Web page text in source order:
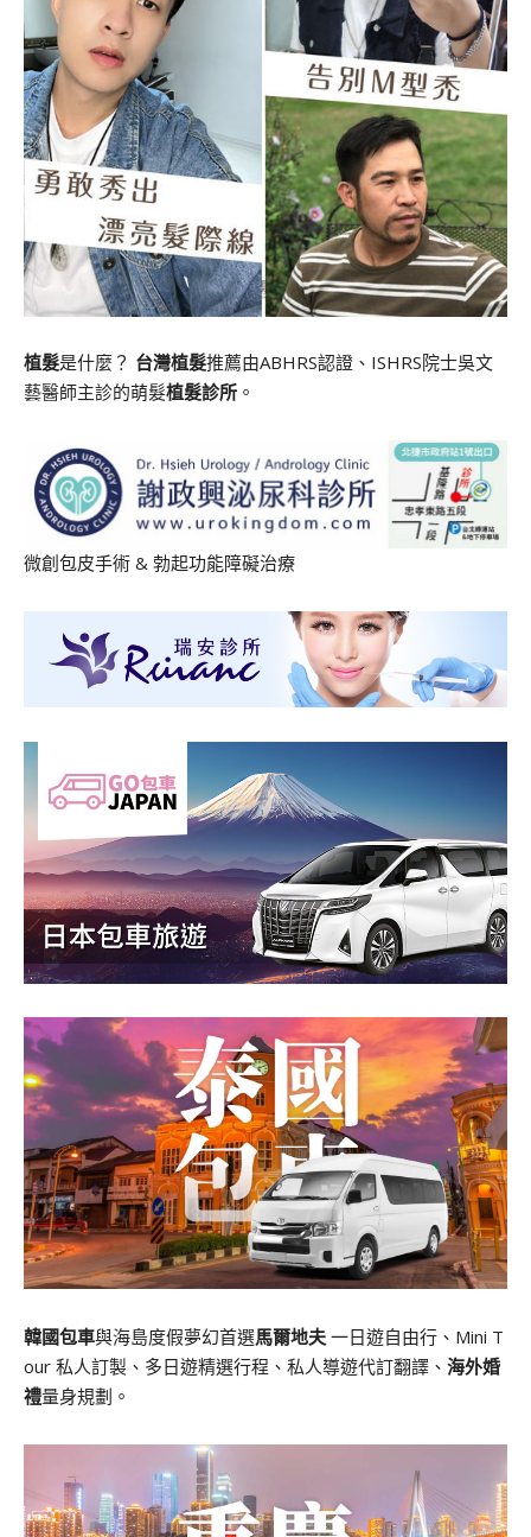
植髮是什麼？ 台灣植髮推薦由ABHRS認證、ISHRS院士吳文
藝醫師主診的萌髮植髮診所 。
微創包皮手術 & 勃起功能障礙治療
韓國包車與海島度假夢幻首選馬爾地夫 一日遊自由行、Mini T
our 私人訂製、多日遊精選行程、私人導遊代訂翻譯、 海外婚
禮量身規劃。